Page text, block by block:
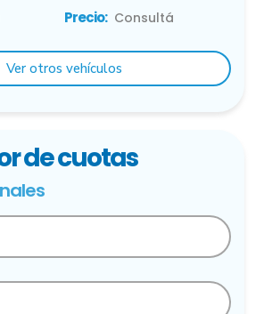
Precio: Consultá
Ver otros vehículos
de cuotas